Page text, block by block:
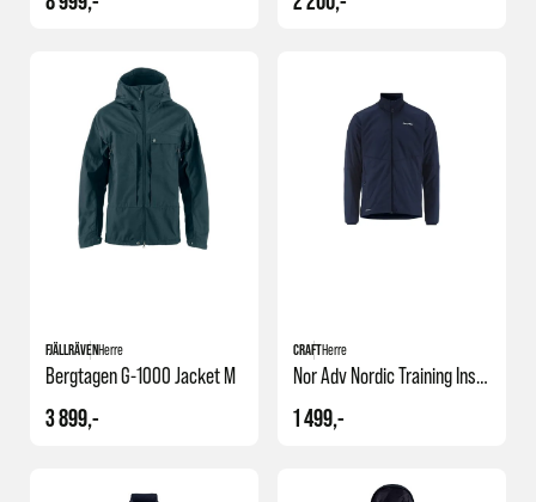
FJÄLLRÄVENHerre
Bergtagen G-1000 Jacket M
3 899,-
CRAFTHerre
Nor Adv Nordic Training Insulate Jacket M
1 499,-